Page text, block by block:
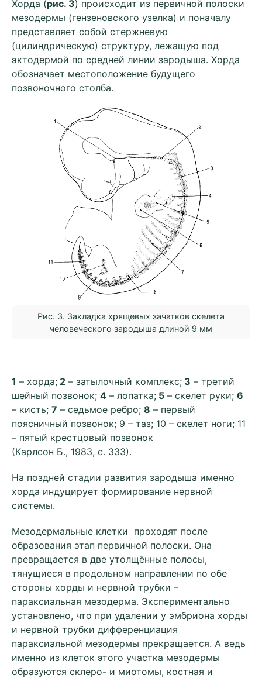
Хорда (рис. 3) происходит из первичной полоски
мезодермы (гензеновского узелка) и поначалу
представляет собой стержневую
(цилиндрическую) структуру, лежащую под
эктодермой по средней линии зародыша. Хорда
обозначает местоположение будущего
позвоночного столба.
Рис. 3. Закладка хрящевых зачатков скелета
человеческого зародыша длиной 9 мм
1 – хорда; 2 – затылочный комплекс; 3 – третий
шейный позвонок; 4 – лопатка; 5 – скелет руки; 6
– кисть; 7 – седьмое ребро; 8 – первый
поясничный позвонок; 9 – таз; 10 – скелет ноги; 11
– пятый крестцовый позвонок
(Карлсон Б., 1983, с. 333).
На поздней стадии развития зародыша именно
хорда индуцирует формирование нервной
системы.
Мезодермальные клетки проходят после
образования этап первичной полоски. Она
превращается в две утолщённые полосы,
тянущиеся в продольном направлении по обе
стороны хорды и нервной трубки –
параксиальная мезодерма. Экспериментально
установлено, что при удалении у эмбриона хорды
и нервной трубки дифференциация
параксиальной мезодермы прекращается. А ведь
именно из клеток этого участка мезодермы
образуются склеро- и миотомы, костная и